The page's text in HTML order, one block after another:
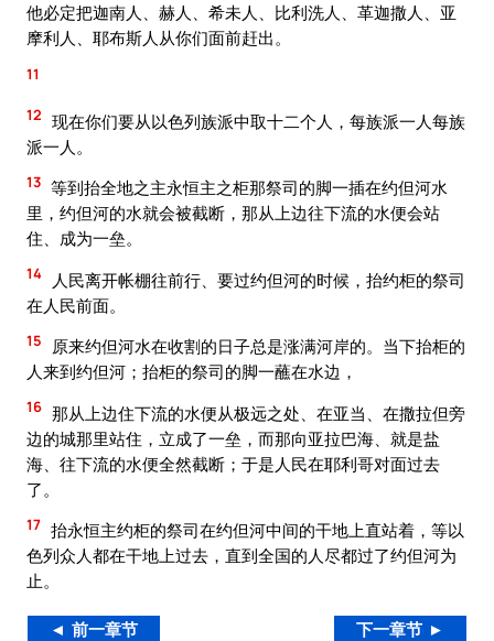
他必定把迦南人、赫人、希未人、比利洗人、革迦撒人、亚
摩利人、耶布斯人从你们面前赶出。
11
12 现在你们要从以色列族派中取十二个人，每族派一人每族
派一人。
13 等到抬全地之主永恒主之柜那祭司的脚一插在约但河水
里，约但河的水就会被截断，那从上边往下流的水便会站
住、成为一垒。
14
人民离开帐棚往前行、要过约但河的时候，抬约柜的祭司
在人民前面。
15
原来约但河水在收割的日子总是涨满河岸的。当下抬柜的
人来到约但河；抬柜的祭司的脚一蘸在水边，
16 那从上边住下流的水便从极远之处、在亚当、在撒拉但旁
边的城那里站住，立成了一垒，而那向亚拉巴海、就是盐
海、往下流的水便全然截断；于是人民在耶利哥对面过去
了。
17 抬永恒主约柜的祭司在约但河中间的干地上直站着，等以
色列众人都在干地上过去，直到全国的人尽都过了约但河为
止。
◄ 前一章节 下一章节 ►